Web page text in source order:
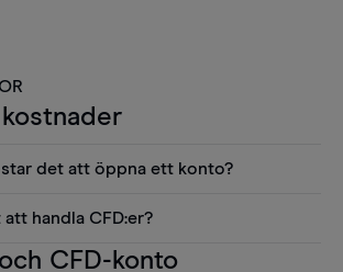
det att öppna ett konto?
verktyg som diagram, Reuters
handla CFD:er?
att tänka på när man
CFD-konto